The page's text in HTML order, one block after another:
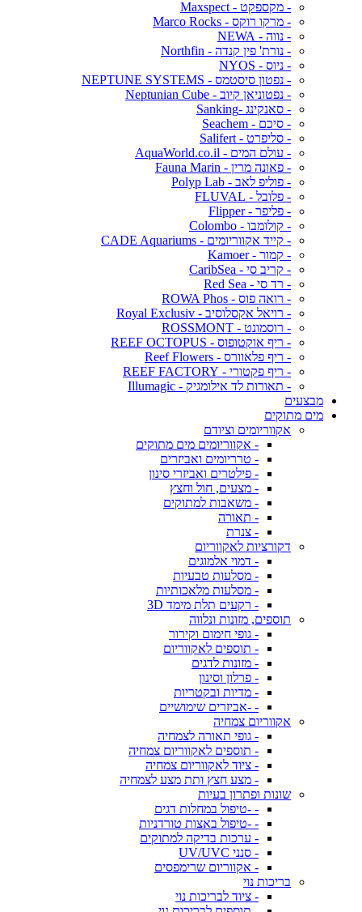
- מקספקט - Maxspect
- מרקו רוקס - Marco Rocks
- נווה - NEWA
- נורת' פין קנדה - Northfin
- ניוס - NYOS
- נפטון סיסטמס - NEPTUNE SYSTEMS
- נפטוניאן קיוב - Neptunian Cube
- סאנקינג -Sanking
- סיכם - Seachem
- סליפרט - Salifert
- עולם המים - AquaWorld.co.il
- פאונה מרין - Fauna Marin
- פוליפ לאב - Polyp Lab
- פלובל - FLUVAL
- פליפר - Flipper
- קולומבו - Colombo
- קייד אקווריומים - CADE Aquariums
- קמור - Kamoer
- קריב סי - CaribSea
- רד סי - Red Sea
- רואה פוס - ROWA Phos
- רויאל אקסלוסיב - Royal Exclusiv
- רוסמונט - ROSSMONT
- ריף אוקטופוס - REEF OCTOPUS
- ריף פלאוורס - Reef Flowers
- ריף פקטורי - REEF FACTORY
- תאורות לד אילומגיק - Illumagic
מבצעים
מים מתוקים
אקווריומים וציודם
- אקווריומים מים מתוקים
- טרריומים ואביזרים
- פילטרים ואביזרי סינון
- מצעים, חול וחצץ
- משאבות למתוקים
- תאורה
- צנרת
דקורציות לאקווריום
- דמוי אלמוגים
- מסלעות טבעיות
- מסלעות מלאכותיות
- רקעים תלת מימד 3D
תוספים, מזונות ונלווה
- גופי חימום וקירור
- תוספים לאקווריום
- מזונות לדגים
- פרלון וסינון
- מדיות ובקטריות
- -אביזרים שימושיים
אקווריום צמחיה
- גופי תאורה לצמחיה
- תוספים לאקווריום צמחיה
- ציוד לאקווריום צמחיה
- מצע חצץ ותת מצע לצמחיה
שונות ופתרון בעיות
- -טיפול במחלות דגים
- -טיפול באצות טורדניות
- ערכות בדיקה למתוקים
- סנני UV/UVC
- אקווריום שרימפסים
בריכות נוי
- ציוד לבריכות נוי